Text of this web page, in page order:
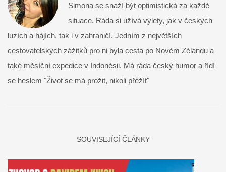
Simona se snaží být optimistická za každé
situace. Ráda si užívá výlety, jak v českých
luzích a hájích, tak i v zahraničí. Jedním z největších
cestovatelských zážitků pro ni byla cesta po Novém Zélandu a
také měsíční expedice v Indonésii. Má ráda český humor a řídí
se heslem "Život se má prožit, nikoli přežít"
SOUVISEJÍCÍ ČLÁNKY